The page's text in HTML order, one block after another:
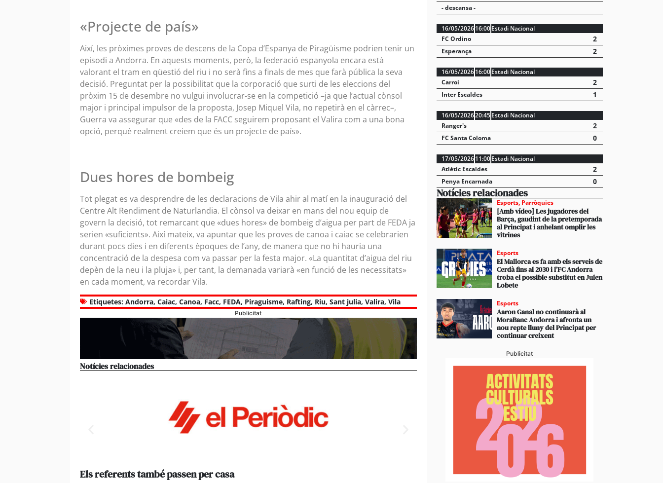
«Projecte de país»
Així, les pròximes proves de descens de la Copa d’Espanya de Piragüisme podrien tenir un
episodi a Andorra. En aquests moments, però, la federació espanyola encara està
valorant el tram en qüestió del riu i no serà fins a finals de mes que farà pública la seva
decisió. Preguntat per la possibilitat que la corporació que surti de les eleccions del
pròxim 15 de desembre no vulgui involucrar-se en la competició –ja que l’actual cònsol
major i principal impulsor de la proposta, Josep Miquel Vila, no repetirà en el càrrec–,
Guerra va assegurar que «des de la FACC seguirem proposant el Valira com a una bona
opció, perquè realment creiem que és un projecte de país».
Dues hores de bombeig
Tot plegat es va desprendre de les declaracions de Vila ahir al matí en la inauguració del
Centre Alt Rendiment de Naturlandia. El cònsol va deixar en mans del nou equip de
govern la decisió, tot remarcant que «dues hores» de bombeig d’aigua per part de FEDA ja
serien «suficients». Així mateix, va apuntar que les proves de canoa i caiac se celebrarien
durant pocs dies i en diferents èpoques de l’any, de manera que no hi hauria una
concentració de la despesa com va passar per la festa major. «La quantitat d’aigua del riu
depèn de la neu i la pluja» i, per tant, la demanada variarà «en funció de les necessitats»
en cada moment, va recordar Vila.
Etiquetes: Andorra, Caiac, Canoa, Facc, FEDA, Piraguisme, Rafting, Riu, Sant julia, Valira, Vila
Publicitat
Notícies relacionades
Els referents també passen per casa Els establiments es fan forts davant una demanda
- descansa -
16/05/2026 16:00 Estadi Nacional
FC Ordino
2
Esperança 2
16/05/2026 16:00 Estadi Nacional
Carroi
2
Inter Escaldes 1
16/05/202620:45 Estadi Nacional
Ranger's
2
FC Santa Coloma 0
17/05/2026 11:00 Estadi Nacional
Atlètic Escaldes
2
Penya Encarnada 0
Notícies relacionades
Esports, Parròquies
[Amb vídeo] Les jugadores del
Barça, gaudint de la pretemporada
al Principat i anhelant omplir les
vitrines
Esports
El Mallorca es fa amb els serveis de
Cerdà fins al 2030 i l’FC Andorra
troba el possible substitut en Julen
Lobete
Esports
Aaron Ganal no continuarà al
MoraBanc Andorra i afronta un
nou repte lluny del Principat per
continuar creixent
Publicitat